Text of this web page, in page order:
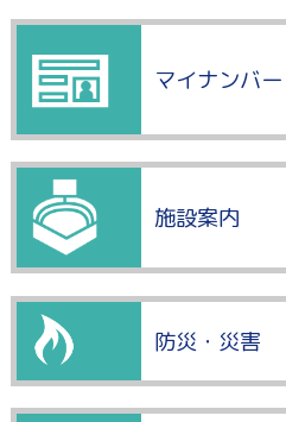
マイナンバー
施設案内
防災・災害